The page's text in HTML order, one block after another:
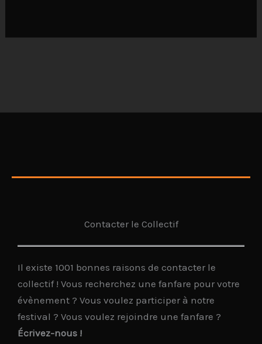
Contacter le Collectif
Il existe 1001 bonnes raisons de contacter le
collectif ! Vous recherchez une fanfare pour votre
évènement ? Vous voulez participer à notre
festival ? Vous voulez rejoindre une fanfare ?
Écrivez-nous !